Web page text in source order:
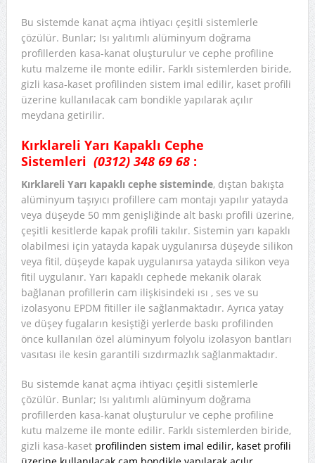
Bu sistemde kanat açma ihtiyacı çeşitli sistemlerle
çözülür. Bunlar; Isı yalıtımlı alüminyum doğrama
profillerden kasa-kanat oluşturulur ve cephe profiline
kutu malzeme ile monte edilir. Farklı sistemlerden biride,
gizli kasa-kaset profilinden sistem imal edilir, kaset profili
üzerine kullanılacak cam bondikle yapılarak açılır
meydana getirilir.
Kırklareli Yarı Kapaklı Cephe
Sistemleri (0312) 348 69 68 :
Kırklareli Yarı kapaklı cephe sisteminde, dıştan bakışta
alüminyum taşıyıcı profillere cam montajı yapılır yatayda
veya düşeyde 50 mm genişliğinde alt baskı profili üzerine,
çeşitli kesitlerde kapak profili takılır. Sistemin yarı kapaklı
olabilmesi için yatayda kapak uygulanırsa düşeyde silikon
veya fitil, düşeyde kapak uygulanırsa yatayda silikon veya
fitil uygulanır. Yarı kapaklı cephede mekanik olarak
bağlanan profillerin cam ilişkisindeki ısı , ses ve su
izolasyonu EPDM fitiller ile sağlanmaktadır. Ayrıca yatay
ve düşey fugaların kesiştiği yerlerde baskı profilinden
önce kullanılan özel alüminyum folyolu izolasyon bantları
vasıtası ile kesin garantili sızdırmazlık sağlanmaktadır.
Bu sistemde kanat açma ihtiyacı çeşitli sistemlerle
çözülür. Bunlar; Isı yalıtımlı alüminyum doğrama
profillerden kasa-kanat oluşturulur ve cephe profiline
kutu malzeme ile monte edilir. Farklı sistemlerden biride,
gizli kasa-kaset profilinden sistem imal edilir, kaset profili